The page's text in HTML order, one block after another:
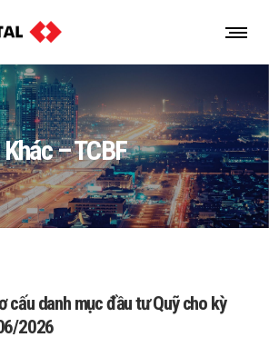
Khác – TCBF
cấu danh mục đầu tư Quỹ cho kỳ
2026